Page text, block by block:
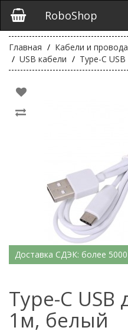
RoboShop
Главная Кабели и провода
USB кабели
Type-C
Доставка СДЭК: более
Type-C USB
1м, белый